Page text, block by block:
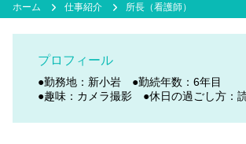
ホーム 仕事紹介 所長（看護師）
プロフィール
●勤務地：新小岩
●勤続年数：6年目
●趣味：カメラ撮影
●休日の過ごし方：